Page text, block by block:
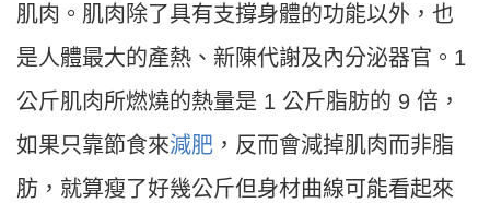
肌肉。肌肉除了具有支撐身體的功能以外，也
是人體最大的產熱、新陳代謝及內分泌器官。1
公斤肌肉所燃燒的熱量是 1 公斤脂肪的 9 倍，
如果只靠節食來減肥 ，反而會減掉肌肉而非脂
肪，就算瘦了好幾公斤但身材曲線可能看起來